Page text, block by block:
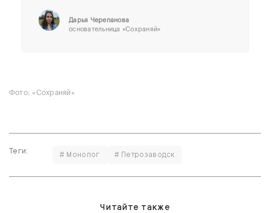
Дарья Черепанова
основательница «Сохраняй»
Фото: «Сохраняй»
Теги: # Монолог # Петрозаводск
Читайте также